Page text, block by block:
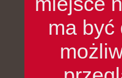
ma być